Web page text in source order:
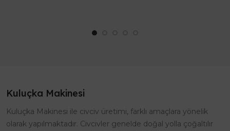
Kuluçka Makinesi
Kuluçka Makinesi ile civciv üretimi, farklı amaçlara yönelik
olarak yapılmaktadır. Civcivler genelde doğal yolla çoğaltılır